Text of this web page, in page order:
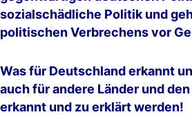
sozialschädliche Politik und
politischen Verbrechens vor
Was für Deutschland erkannt
auch für andere Länder und
erkannt und zu erklärt werden!